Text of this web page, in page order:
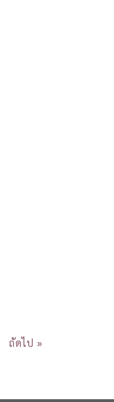
ถัดไป »